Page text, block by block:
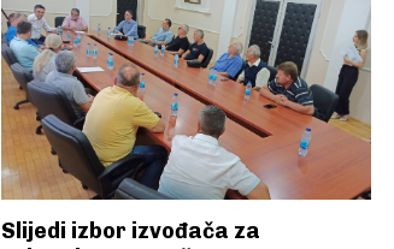
Slijedi izbor izvođača za